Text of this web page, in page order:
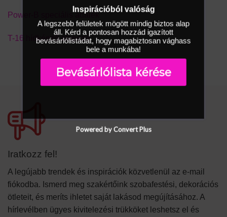
Power-B speciális adalék
T-16 hídképző alapozó
Iratkozz fel!
A legújabb trendek és inspirációk közvetlenül az e-mail
fiókodba. Ismerd meg szakértőink szobafestési, dekorációs
ötleteit, és meríts ihletet saját lakásod megújításához. A
hírlevélben ügyes kivitelezési trükköket leshetsz el és
Inspirációból valóság
A legszebb felületek mögött mindig biztos alap
áll. Kérd a pontosan hozzád igazított
bevásárlólistádat, hogy magabiztosan vághass
bele a munkába!
Bevásárlólista kérése
Powered by Convert Plus